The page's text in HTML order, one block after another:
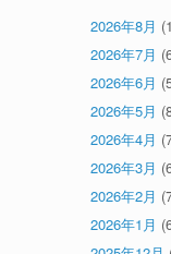
2026年8月
2026年7月
2026年6月
2026年5月
2026年4月
2026年3月
2026年2月
2026年1月